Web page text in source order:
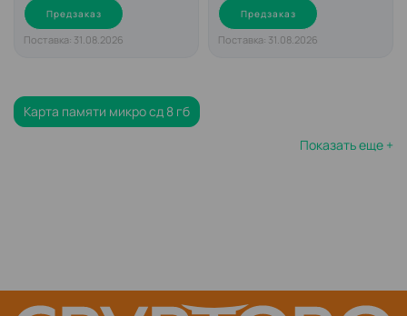
Предзаказ
Поставка: 31.08.2026
Предзаказ
Поставка: 31.08.2026
Карта памяти микро сд 8 гб
Микро сд карта на 32 гб
Карта памяти sdxc transcend
Показать еще +